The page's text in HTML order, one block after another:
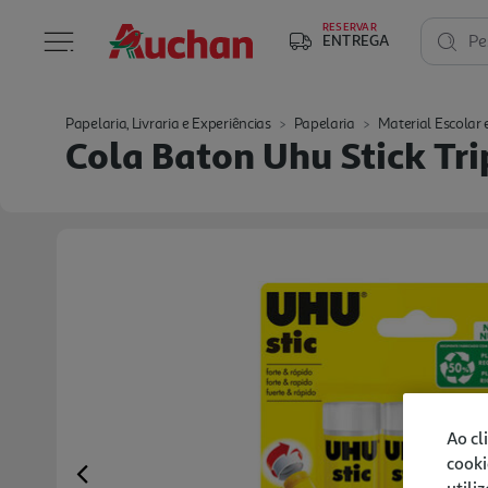
RESERVAR
ENTREGA
Papelaria, Livraria e Experiências Papelaria Material Escolar
Cola Baton Uhu Stick
Ao